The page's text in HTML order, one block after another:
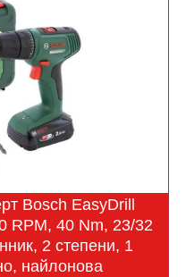
Bosch EasyDrill
RPM, 40 Nm, 23/32
2 степени, 1
найлонова